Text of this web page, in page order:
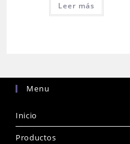
Leer más
Menu
Inicio
Productos